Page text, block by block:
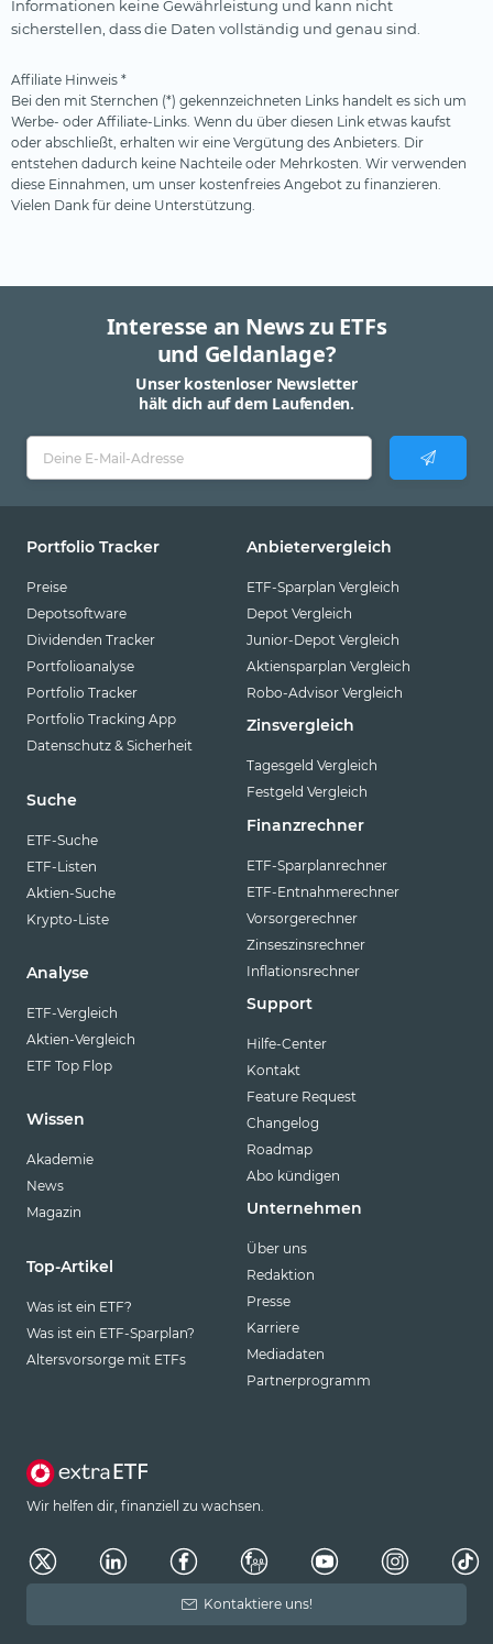
Informationen keine Gewährleistung und kann nicht
sicherstellen, dass die Daten vollständig und genau sind.
Affiliate Hinweis *
Bei den mit Sternchen (*) gekennzeichneten Links handelt es sich um
Werbe- oder Affiliate-Links. Wenn du über diesen Link etwas kaufst
oder abschließt, erhalten wir eine Vergütung des Anbieters. Dir
entstehen dadurch keine Nachteile oder Mehrkosten. Wir verwenden
diese Einnahmen, um unser kostenfreies Angebot zu finanzieren.
Vielen Dank für deine Unterstützung.
Interesse an News zu ETFs
und Geldanlage?
Unser kostenloser Newsletter
hält dich auf dem Laufenden.
Portfolio Tracker
Preise
Depotsoftware
Dividenden Tracker
Portfolioanalyse
Portfolio Tracker
Portfolio Tracking App
Datenschutz & Sicherheit
Suche
ETF-Suche
ETF-Listen
Aktien-Suche
Krypto-Liste
Analyse
ETF-Vergleich
Aktien-Vergleich
ETF Top Flop
Wissen
Akademie
News
Magazin
Top-Artikel
Was ist ein ETF?
Was ist ein ETF-Sparplan?
Altersvorsorge mit ETFs
Anbietervergleich
ETF-Sparplan Vergleich
Depot Vergleich
Junior-Depot Vergleich
Aktiensparplan Vergleich
Robo-Advisor Vergleich
Zinsvergleich
Tagesgeld Vergleich
Festgeld Vergleich
Finanzrechner
ETF-Sparplanrechner
ETF-Entnahmerechner
Vorsorgerechner
Zinseszinsrechner
Inflationsrechner
Support
Hilfe-Center
Kontakt
Feature Request
Changelog
Roadmap
Abo kündigen
Unternehmen
Über uns
Redaktion
Presse
Karriere
Mediadaten
Partnerprogramm
Wir helfen dir, finanziell zu wachsen.
Kontaktiere uns!